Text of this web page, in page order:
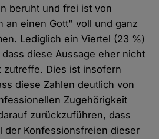
beruht und frei ist von
an einen Gott" voll und ganz
Lediglich ein Viertel (23 %)
diese Aussage eher nicht
zutreffe. Dies ist insofern
diese Zahlen deutlich von
Zugehörigkeit
zurückzuführen, dass
der Konfessionsfreien dieser